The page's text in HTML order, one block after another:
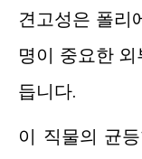
견고성은 폴리
명이 중요한
듭니다.
이 직물의 균